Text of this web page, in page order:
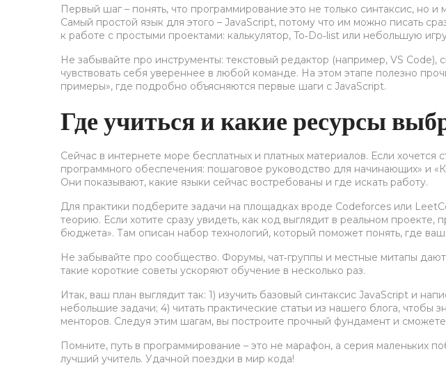
Первый шаг – понять, что программирование это не только синтаксис,
Самый простой язык для этого – JavaScript, потому что им можно писать
к работе с простыми проектами: калькулятор, To‑Do‑list или небольшую
Не забывайте про инструменты: текстовый редактор (например, VS
чувствовать себя увереннее в любой команде. На этом этапе полезно
примеры», где подробно объясняются первые шаги с JavaScript.
Где учиться и какие ресурсы
Сейчас в интернете море бесплатных и платных материалов. Если хочется
программного обеспечения: пошаговое руководство для начинающих» и
Они показывают, какие языки сейчас востребованы и где искать работу.
Для практики подберите задачи на площадках вроде Codeforces или
теорию. Если хотите сразу увидеть, как код выглядит в реальном
бюджета». Там описан набор технологий, который поможет понять, где
Не забывайте про сообщество. Форумы, чат‑группы и местные митапы
такие короткие советы ускоряют обучение в несколько раз.
Итак, ваш план выглядит так: 1) изучить базовый синтаксис JavaScript и
небольшие задачи; 4) читать практические статьи из нашего блога, чтобы
менторов. Следуя этим шагам, вы построите прочный фундамент и
Помните, путь в программирование – это не марафон, а серия маленьких
лучший учитель. Удачной поездки в мир кода!